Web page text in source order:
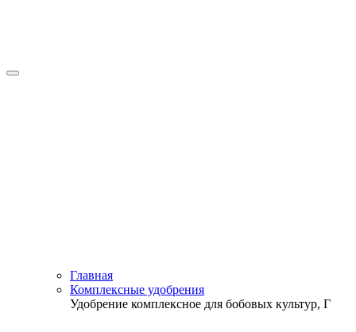
Главная
Комплексные удобрения
Удобрение комплексное для бобовых культур, Г